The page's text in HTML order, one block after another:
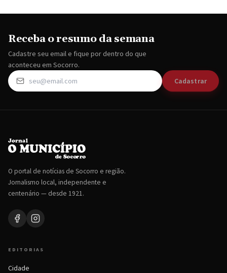
Receba o resumo da semana
Cadastre seu email e fique por dentro do que
aconteceu em Socorro.
Cadastrar
O portal de notícias de Socorro e região.
Jornalismo local, independente e
centenário — desde 1921.
EDITORIAS
Cidade